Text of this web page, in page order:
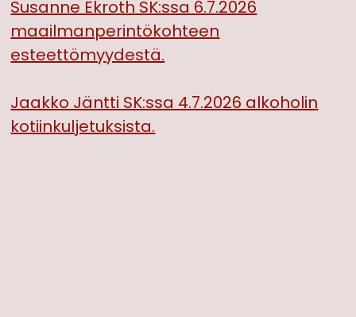
Susanne Ekroth SK:ssa 6.7.2026
maailmanperintökohteen
esteettömyydestä.
Jaakko Jäntti SK:ssa 4.7.2026 alkoholin
kotiinkuljetuksista.